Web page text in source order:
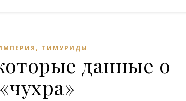
, ТИМУРИДЫ
данные о